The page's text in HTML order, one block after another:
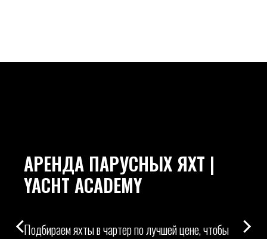
АРЕНДА ПАРУСНЫХ ЯХТ |
YACHT ACADEMY
Подбираем яхты в чартер по лучшей цене, чтобы